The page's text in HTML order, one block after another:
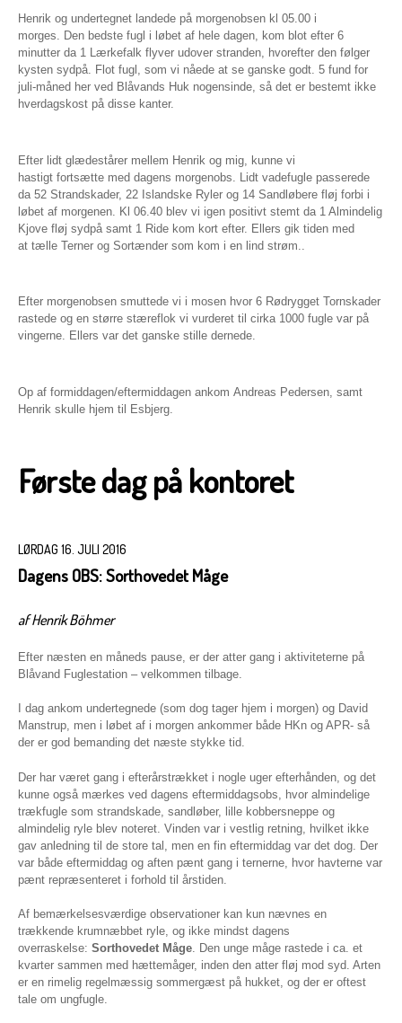
Henrik og undertegnet landede på morgenobsen kl 05.00 i
morges. Den bedste fugl i løbet af hele dagen, kom blot efter 6
minutter da 1 Lærkefalk flyver udover stranden, hvorefter den følger
kysten sydpå. Flot fugl, som vi nåede at se ganske godt. 5 fund for
juli-måned her ved Blåvands Huk nogensinde, så det er bestemt ikke
hverdagskost på disse kanter.
Efter lidt glædestårer mellem Henrik og mig, kunne vi
hastigt fortsætte med dagens morgenobs. Lidt vadefugle passerede
da 52 Strandskader, 22 Islandske Ryler og 14 Sandløbere fløj forbi i
løbet af morgenen. Kl 06.40 blev vi igen positivt stemt da 1 Almindelig
Kjove fløj sydpå samt 1 Ride kom kort efter. Ellers gik tiden med
at tælle Terner og Sortænder som kom i en lind strøm..
Efter morgenobsen smuttede vi i mosen hvor 6 Rødrygget Tornskader
rastede og en større stæreflok vi vurderet til cirka 1000 fugle var på
vingerne. Ellers var det ganske stille dernede.
Op af formiddagen/eftermiddagen ankom Andreas Pedersen, samt
Henrik skulle hjem til Esbjerg.
Første dag på kontoret
LØRDAG 16. JULI 2016
Dagens OBS: Sorthovedet Måge
af Henrik Böhmer
Efter næsten en måneds pause, er der atter gang i aktiviteterne på
Blåvand Fuglestation – velkommen tilbage.
I dag ankom undertegnede (som dog tager hjem i morgen) og David
Manstrup, men i løbet af i morgen ankommer både HKn og APR- så
der er god bemanding det næste stykke tid.
Der har været gang i efterårstrækket i nogle uger efterhånden, og det
kunne også mærkes ved dagens eftermiddagsobs, hvor almindelige
trækfugle som strandskade, sandløber, lille kobbersneppe og
almindelig ryle blev noteret. Vinden var i vestlig retning, hvilket ikke
gav anledning til de store tal, men en fin eftermiddag var det dog. Der
var både eftermiddag og aften pænt gang i ternerne, hvor havterne var
pænt repræsenteret i forhold til årstiden.
Af bemærkelsesværdige observationer kan kun nævnes en
trækkende krumnæbbet ryle, og ikke mindst dagens
overraskelse: Sorthovedet Måge. Den unge måge rastede i ca. et
kvarter sammen med hættemåger, inden den atter fløj mod syd. Arten
er en rimelig regelmæssig sommergæst på hukket, og der er oftest
tale om ungfugle.